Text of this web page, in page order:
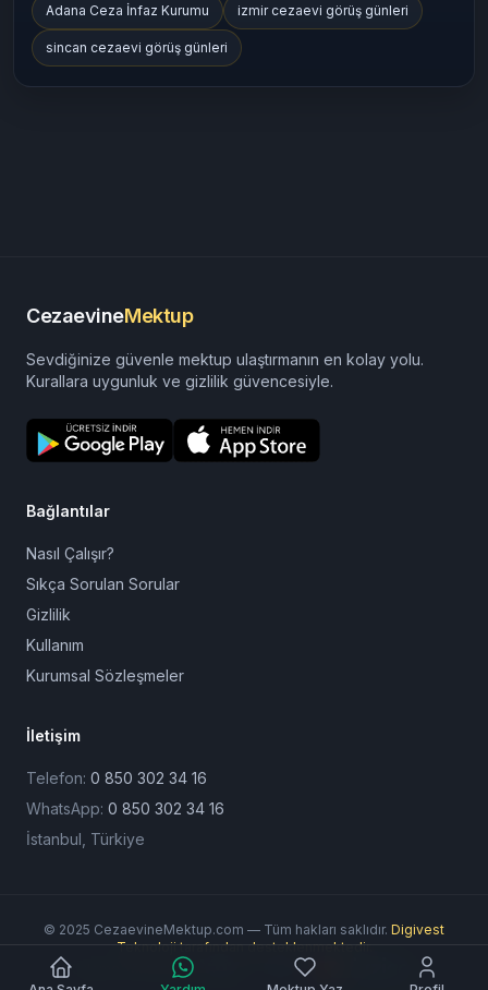
Adana Ceza İnfaz Kurumu izmir cezaevi görüş günleri
sincan cezaevi görüş günleri
CezaevineMektup
Sevdiğinize güvenle mektup ulaştırmanın en kolay yolu.
Kurallara uygunluk ve gizlilik güvencesiyle.
Bağlantılar
Nasıl Çalışır?
Sıkça Sorulan Sorular
Gizlilik
Kullanım
Kurumsal Sözleşmeler
İletişim
Telefon: 0 850 302 34 16
WhatsApp: 0 850 302 34 16
İstanbul, Türkiye
© 2025 CezaevineMektup.com — Tüm hakları saklıdır. Digivest
Teknoloji tarafından desteklenmektedir.
Ödeme Yöntemleri: